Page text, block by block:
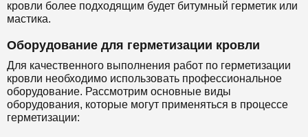
кровли более подходящим будет битумный герметик или
мастика.
Оборудование для герметизации кровли
Для качественного выполнения работ по герметизации
кровли необходимо использовать профессиональное
оборудование. Рассмотрим основные виды
оборудования, которые могут применяться в процессе
герметизации: